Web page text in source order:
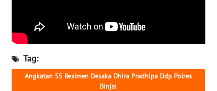
Tag:
Angkatan 55 Resimen Desaka Dhira Pradhipa Ddp Polres
Binjai
WN
SULUT
WN
MALUKU